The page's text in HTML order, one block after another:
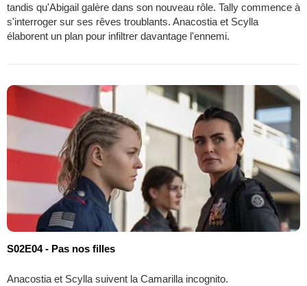
tandis qu'Abigail galère dans son nouveau rôle. Tally commence à
s'interroger sur ses rêves troublants. Anacostia et Scylla
élaborent un plan pour infiltrer davantage l'ennemi.
S02E04 - Pas nos filles
Anacostia et Scylla suivent la Camarilla incognito.